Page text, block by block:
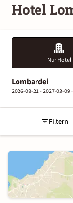
Hotel
Nur Hotel
Lombardei
2026-08-21 - 2027-03-09 ·
Filtern